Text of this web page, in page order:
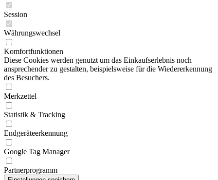
Session
Währungswechsel
Komfortfunktionen
Diese Cookies werden genutzt um das Einkaufserlebnis noch
ansprechender zu gestalten, beispielsweise für die Wiedererkennung
des Besuchers.
Merkzettel
Statistik & Tracking
Endgeräteerkennung
Google Tag Manager
Partnerprogramm